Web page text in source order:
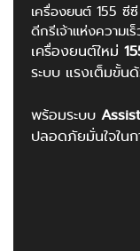
เครื่องยนต์ 155
ดีกรีเจ้าแห่งความเร็
เครื่องยนต์ใหม่
ระบบ แรงเต็มขั้น
พร้อมระบบ
ปลอดภัยมั่นใจใน